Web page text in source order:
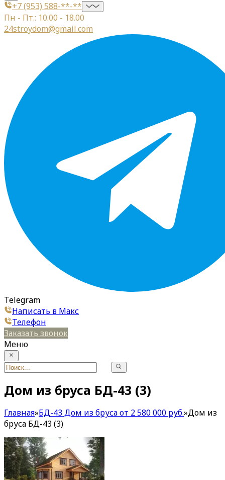
+7 (953) 588-**-**
Пн - Пт.: 10.00 - 18.00
24stroydom@gmail.com
Telegram
Написать в Макс
Телефон
Заказать звонок
Меню
Дом из бруса БД-43 (3)
Главная»БД-43 Дом из бруса от 2 580 000 руб.»Дом из
бруса БД-43 (3)